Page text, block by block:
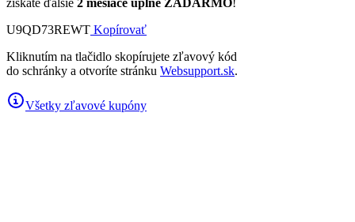
U9QD73REWT Kopírovať
Kliknutím na tlačidlo skopírujete zľavový kód
do schránky a otvoríte stránku Websupport.sk.
Všetky zľavové kupóny